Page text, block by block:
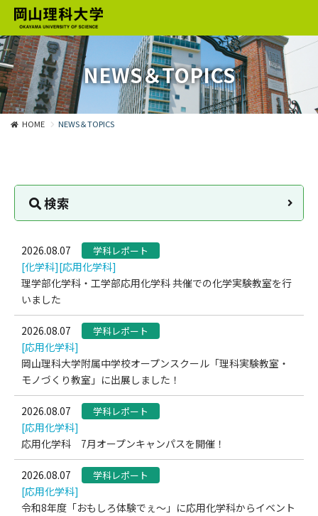
NEWS＆TOPICS
HOME NEWS＆TOPICS
検索
2026.08.07 学科レポート
[化学科][応用化学科]
理学部化学科・工学部応用化学科 共催での化学実験教室を行
いました
2026.08.07 学科レポート
[応用化学科]
岡山理科大学附属中学校オープンスクール「理科実験教室・
モノづくり教室」に出展しました！
2026.08.07 学科レポート
[応用化学科]
応用化学科 7月オープンキャンパスを開催！
2026.08.07 学科レポート
[応用化学科]
令和8年度「おもしろ体験でぇ～」に応用化学科からイベント